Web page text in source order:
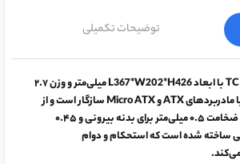
توضیحات تکمیلی
کیس تسکو مدل TC 4483 با ابعاد L367*W202*H426 میلی‌متر و وزن ۲.۷
کیلوگرم، به طور کامل با مادربردهای ATX و Micro ATX سازگار است و از
مواد با کیفیت SPCC با ضخامت ۰.۵ میلی‌متر برای بدنه بیرونی و ۰.۴۵
ساخته شده است که استحکام و دوام